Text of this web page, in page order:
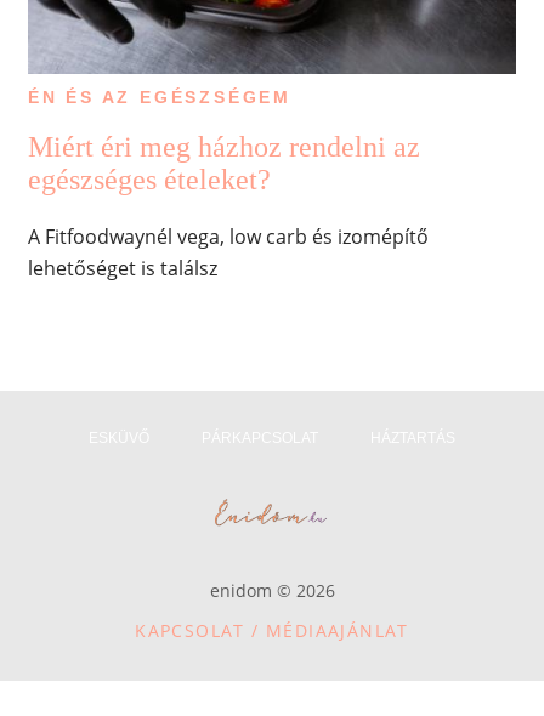
ÉN ÉS AZ EGÉSZSÉGEM
Miért éri meg házhoz rendelni az
egészséges ételeket?
A Fitfoodwaynél vega, low carb és izomépítő
lehetőséget is találsz
enidom © 2026
KAPCSOLAT / MÉDIAAJÁNLAT